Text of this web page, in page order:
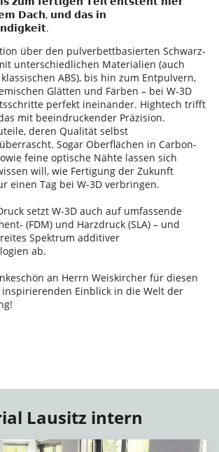
𝗗𝗮𝗰𝗵, 𝘂𝗻𝗱 𝗱𝗮𝘀 𝗶𝗻
über den pulverbettbasierten Schwarz-
unterschiedlichen Materialien (auch
ABS), bis hin zum Entpulvern,
Glätten und Färben – bei W-3D
perfekt ineinander. Hightech trifft
mit beeindruckender Präzision.
deren Qualität selbst
Sogar Oberflächen in Carbon-
feine optische Nähte lassen sich
will, wie Fertigung der Zukunft
einen Tag bei W-3D verbringen.
setzt W-3D auch auf umfassende
(FDM) und Harzdruck (SLA) – und
Spektrum additiver
ab.
an Herrn Weiskircher für diesen
Einblick in die Welt der
Lausitz intern